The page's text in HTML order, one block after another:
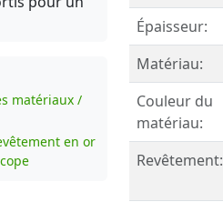
matériaux /
en or
Épaisseur:
Matériau:
Couleur du
matériau:
Revêtement: